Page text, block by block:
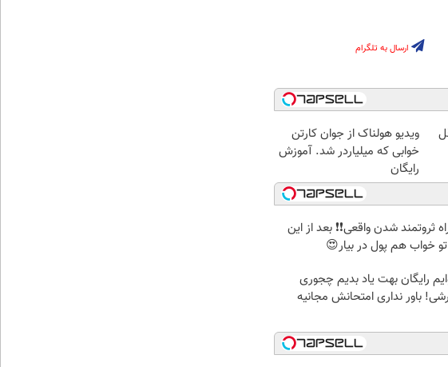
ارسال به تلگرام
ویدیو هولناک از جوان کارتن
خوابی که میلیاردر شد. آموزش
رایگان
ثروتمند شدن واقعی❗❗ بعد از این
خواب هم پول در بیار😍
رایگان بهت یاد بدیم چجوری
باور نداری امتحانش مجانیه